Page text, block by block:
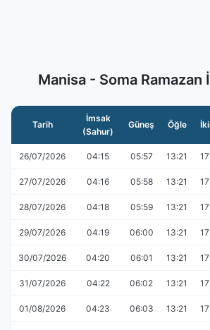
Manisa - Soma Ramazan
Tarih
İmsak
(Sahur)
Güneş Öğle
26/07/2026 04:15 05:57 13:21
27/07/2026 04:16 05:58 13:21
28/07/2026 04:18 05:59 13:21
29/07/2026 04:19 06:00 13:21
30/07/2026 04:20 06:01 13:21
31/07/2026 04:22 06:02 13:21
01/08/2026 04:23 06:03 13:21